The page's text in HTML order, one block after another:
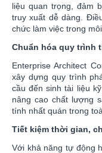
liệu quan trọng, đảm
truy xuất dễ dàng.
chức làm việc trong
Chuẩn hóa quy trình
Enterprise Architect
xây dựng quy trình
cầu đến sinh tài liệu
nâng cao chất lượng
tính nhất quán trong
Tiết kiệm thời gian,
Với khả năng tự động